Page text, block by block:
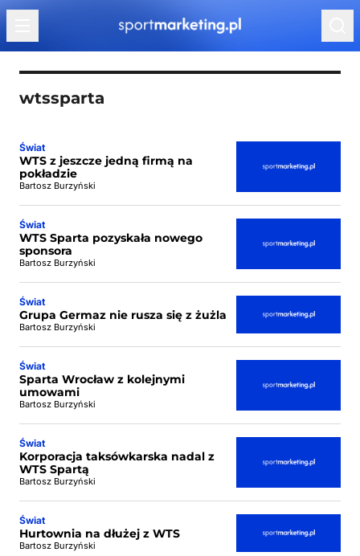
Przejdź do treści
wtssparta
Świat
WTS z jeszcze jedną firmą na
pokładzie
Bartosz Burzyński
Świat
WTS Sparta pozyskała nowego
sponsora
Bartosz Burzyński
Świat
Grupa Germaz nie rusza się z żużla
Bartosz Burzyński
Świat
Sparta Wrocław z kolejnymi
umowami
Bartosz Burzyński
Świat
Korporacja taksówkarska nadal z
WTS Spartą
Bartosz Burzyński
Świat
Hurtownia na dłużej z WTS
Bartosz Burzyński